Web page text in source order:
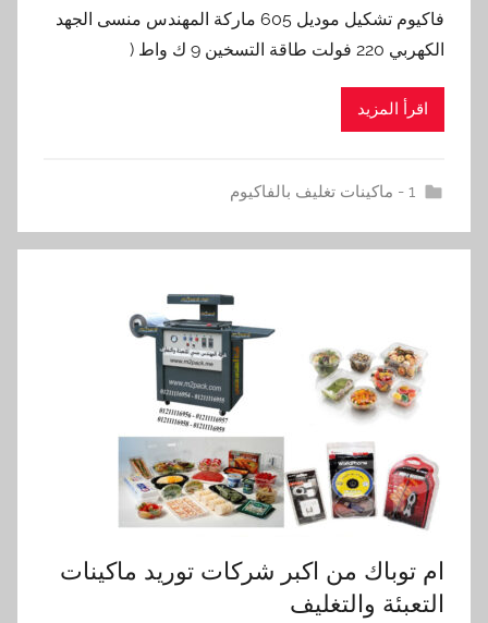
فاكيوم تشكيل موديل 605 ماركة المهندس منسى الجهد
الكهربي 220 فولت طاقة التسخين 9 ك واط (
اقرأ المزيد
1 - ماكينات تغليف بالفاكيوم
ام توباك من اكبر شركات توريد ماكينات
التعبئة والتغليف